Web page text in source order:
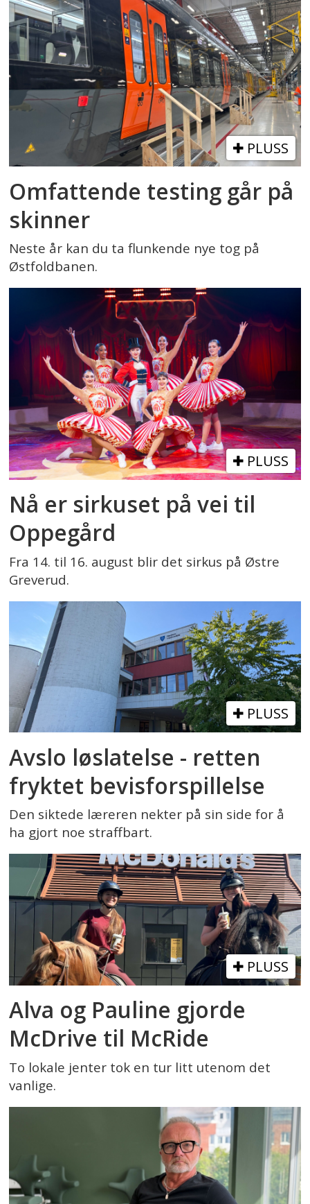
PLUSS
Omfattende testing går på
skinner
Neste år kan du ta flunkende nye tog på
Østfoldbanen.
PLUSS
Nå er sirkuset på vei til
Oppegård
Fra 14. til 16. august blir det sirkus på Østre
Greverud.
PLUSS
Avslo løslatelse - retten
fryktet bevisforspillelse
Den siktede læreren nekter på sin side for å
ha gjort noe straffbart.
PLUSS
Alva og Pauline gjorde
McDrive til McRide
To lokale jenter tok en tur litt utenom det
vanlige.